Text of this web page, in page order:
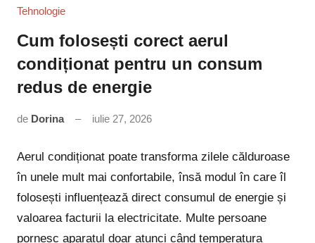
Tehnologie
Cum folosești corect aerul
condiționat pentru un consum
redus de energie
de Dorina iulie 27, 2026
Aerul condiționat poate transforma zilele călduroase
în unele mult mai confortabile, însă modul în care îl
folosești influențează direct consumul de energie și
valoarea facturii la electricitate. Multe persoane
pornesc aparatul doar atunci când temperatura